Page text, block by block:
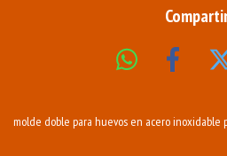
molde doble para huevos en acero inoxidable